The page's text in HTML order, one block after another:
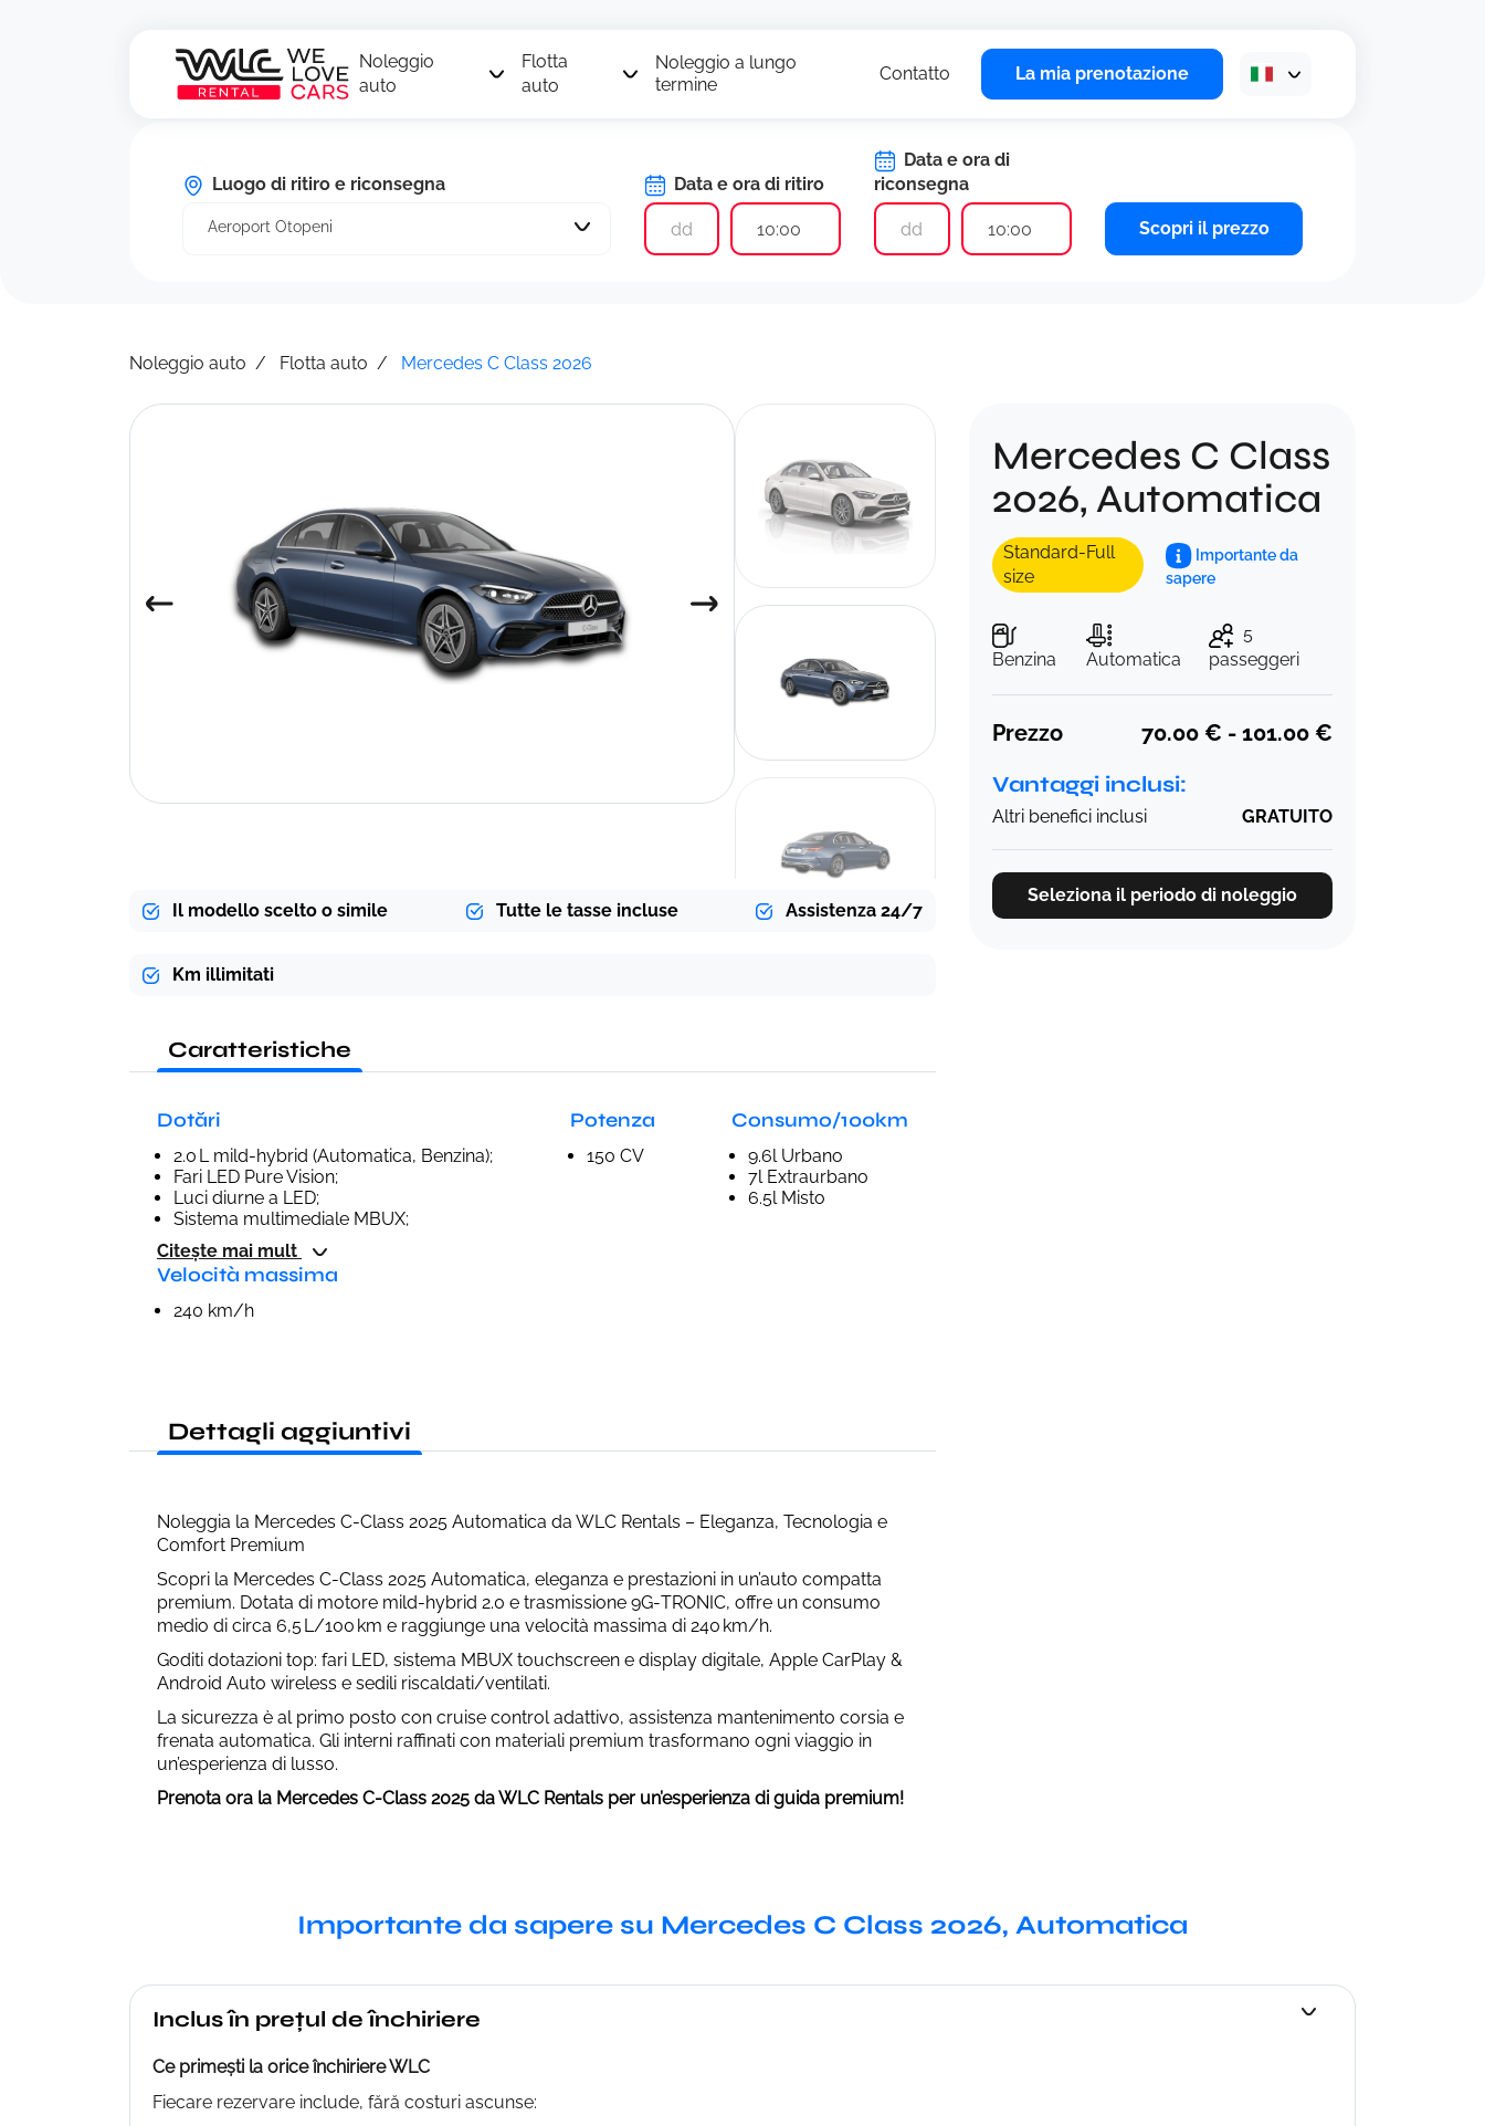
Noleggio
auto
Flotta
auto
Noleggio a lungo
termine
Contatto La mia prenotazione
Luogo di ritiro e riconsegna
Aeroport Otopeni
Data e ora di ritiro
10:00
Data e ora di
riconsegna
10:00 Scopri il prezzo
Noleggio auto Flotta auto Mercedes C Class 2026
Il modello scelto o simile Tutte le tasse incluse Assistenza 24/7
Km illimitati
Caratteristiche
Dotări
2.0 L mild-hybrid (Automatica, Benzina);
Fari LED Pure Vision;
Luci diurne a LED;
Sistema multimediale MBUX;
Citește mai mult
Potenza
150 CV
Consumo/100km
9.6l Urbano
7l Extraurbano
6.5l Misto
Velocità massima
240 km/h
Dettagli aggiuntivi
Noleggia la Mercedes C-Class 2025 Automatica da WLC Rentals – Eleganza, Tecnologia e
Comfort Premium
Scopri la Mercedes C-Class 2025 Automatica, eleganza e prestazioni in un’auto compatta
premium. Dotata di motore mild-hybrid 2.0 e trasmissione 9G‑TRONIC, offre un consumo
medio di circa 6,5 L/100 km e raggiunge una velocità massima di 240 km/h.
Goditi dotazioni top: fari LED, sistema MBUX touchscreen e display digitale, Apple CarPlay &
Android Auto wireless e sedili riscaldati/ventilati.
La sicurezza è al primo posto con cruise control adattivo, assistenza mantenimento corsia e
frenata automatica. Gli interni raffinati con materiali premium trasformano ogni viaggio in
un’esperienza di lusso.
Prenota ora la Mercedes C-Class 2025 da WLC Rentals per un’esperienza di guida premium!
Mercedes C Class
2026, Automatica
Standard-Full
size
Importante da
sapere
Benzina Automatica
5
passeggeri
Prezzo 70.00 € - 101.00 €
Vantaggi inclusi:
Altri benefici inclusi GRATUITO
Seleziona il periodo di noleggio
Importante da sapere su Mercedes C Class 2026, Automatica
Inclus în prețul de închiriere
Ce primești la orice închiriere WLC
Fiecare rezervare include, fără costuri ascunse: